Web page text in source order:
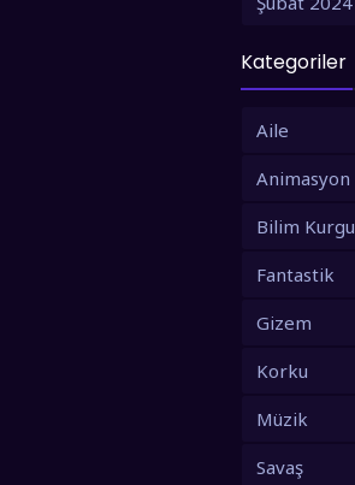
1993
1991
Kategoriler
Aile
Animasyon
Bilim Kurgu
Fantastik
Gizem
Korku
Müzik
Savaş